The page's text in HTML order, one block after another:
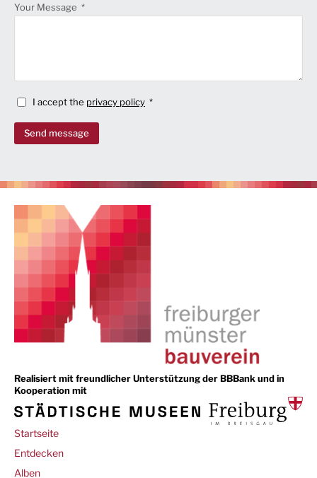
Your Message
I accept the privacy policy
Send message
Realisiert mit freundlicher Unterstützung der BBBank und in
Kooperation mit
Main
navigation
Startseite
Entdecken
Alben